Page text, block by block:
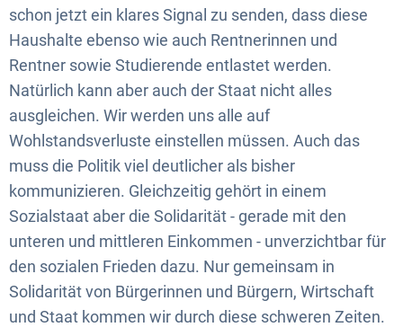
schon jetzt ein klares Signal zu senden, dass diese
Haushalte ebenso wie auch Rentnerinnen und
Rentner sowie Studierende entlastet werden.
Natürlich kann aber auch der Staat nicht alles
ausgleichen. Wir werden uns alle auf
Wohlstandsverluste einstellen müssen. Auch das
muss die Politik viel deutlicher als bisher
kommunizieren. Gleichzeitig gehört in einem
Sozialstaat aber die Solidarität - gerade mit den
unteren und mittleren Einkommen - unverzichtbar für
den sozialen Frieden dazu. Nur gemeinsam in
Solidarität von Bürgerinnen und Bürgern, Wirtschaft
und Staat kommen wir durch diese schweren Zeiten.